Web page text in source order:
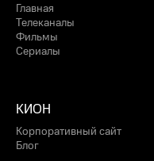
Главная
Телеканалы
Фильмы
Сериалы
КИОН
Корпоративный сайт
Блог